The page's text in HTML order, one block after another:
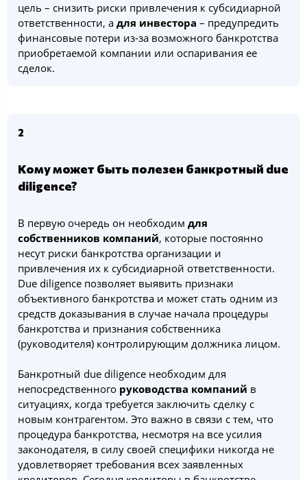
цель – снизить риски привлечения к субсидиарной
ответственности, а для инвестора – предупредить
финансовые потери из-за возможного банкротства
приобретаемой компании или оспаривания ее
сделок.
2
Кому может быть полезен банкротный due
diligence?
В первую очередь он необходим для
собственников компаний, которые постоянно
несут риски банкротства организации и
привлечения их к субсидиарной ответственности.
Due diligence позволяет выявить признаки
объективного банкротства и может стать одним из
средств доказывания в случае начала процедуры
банкротства и признания собственника
(руководителя) контролирующим должника лицом.
Банкротный due diligence необходим для
непосредственного руководства компаний в
ситуациях, когда требуется заключить сделку с
новым контрагентом. Это важно в связи с тем, что
процедура банкротства, несмотря на все усилия
законодателя, в силу своей специфики никогда не
удовлетворяет требования всех заявленных